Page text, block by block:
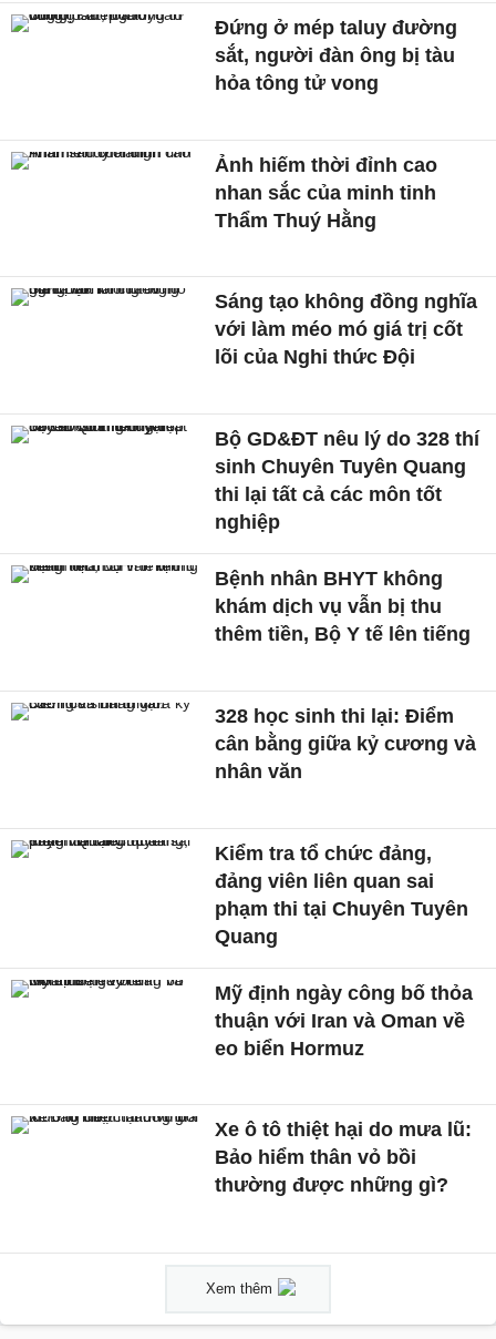
Đứng ở mép taluy đường
sắt, người đàn ông bị tàu
hỏa tông tử vong
Ảnh hiếm thời đỉnh cao
nhan sắc của minh tinh
Thẩm Thuý Hằng
Sáng tạo không đồng nghĩa
với làm méo mó giá trị cốt
lõi của Nghi thức Đội
Bộ GD&ĐT nêu lý do 328 thí
sinh Chuyên Tuyên Quang
thi lại tất cả các môn tốt
nghiệp
Bệnh nhân BHYT không
khám dịch vụ vẫn bị thu
thêm tiền, Bộ Y tế lên tiếng
328 học sinh thi lại: Điểm
cân bằng giữa kỷ cương và
nhân văn
Kiểm tra tổ chức đảng,
đảng viên liên quan sai
phạm thi tại Chuyên Tuyên
Quang
Mỹ định ngày công bố thỏa
thuận với Iran và Oman về
eo biển Hormuz
Xe ô tô thiệt hại do mưa lũ:
Bảo hiểm thân vỏ bồi
thường được những gì?
Xem thêm